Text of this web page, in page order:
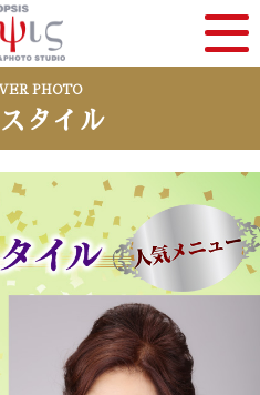
PHOTO
タイル